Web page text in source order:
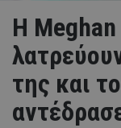
Η
της και